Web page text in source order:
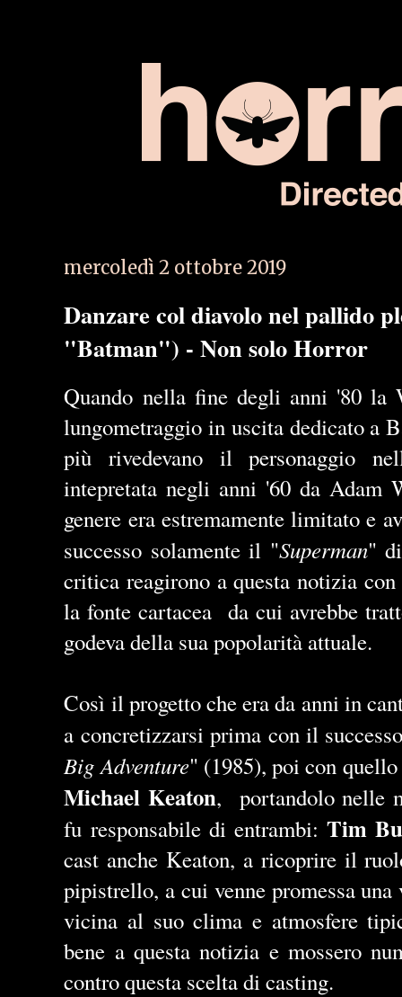
mercoledì 2 ottobre 2019
Danzare col diavolo nel pallido
"Batman") - Non solo Horror
Quando nella fine degli anni '80 la
lungometraggio in uscita dedicato a
più rivedevano il personaggio
intepretata negli anni '60 da Adam
genere era estremamente limitato e
successo solamente il "Superman"
critica reagirono a questa notizia
la fonte cartacea da cui avrebbe
godeva della sua popolarità attuale.
Così il progetto che era da anni in
a concretizzarsi prima con il
Big Adventure" (1985), poi con
Michael Keaton, portandolo nelle
fu responsabile di entrambi: Tim
cast anche Keaton, a ricoprire il
pipistrello, a cui venne promessa
vicina al suo clima e atmosfere
bene a questa notizia e mossero
contro questa scelta di casting.